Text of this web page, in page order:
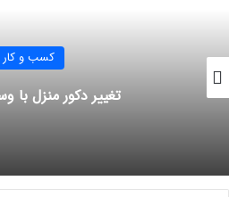
کسب و کار
تغییر دکور منزل با